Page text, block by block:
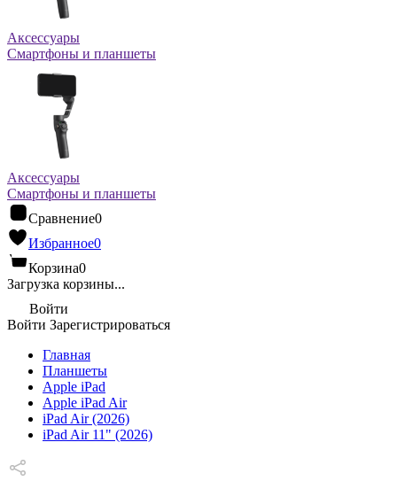
Аксессуары
Смартфоны и планшеты
Аксессуары
Смартфоны и планшеты
Сравнение0
Избранное0
Корзина0
Загрузка корзины...
Войти
Войти Зарегистрироваться
Главная
Планшеты
Apple iPad
Apple iPad Air
iPad Air (2026)
iPad Air 11" (2026)